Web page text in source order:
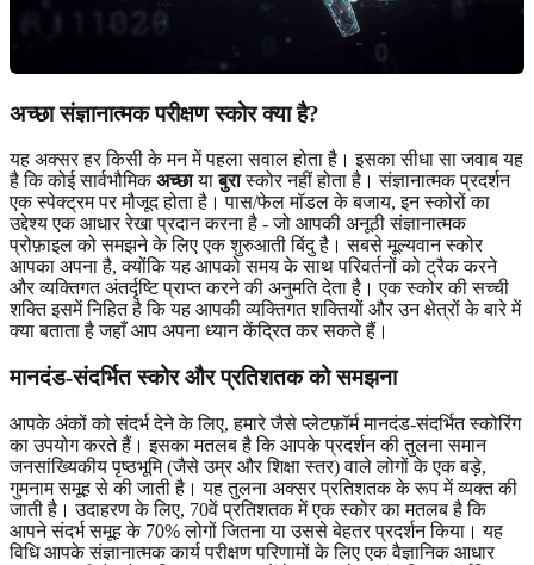
अच्छासंज्ञानात्मक परीक्षण स्कोर क्या है?
यह अक्सर हर किसी के मन में पहला सवाल होता है। इसका सीधा सा जवाब यह
है कि कोई सार्वभौमिकअच्छायाबुरास्कोर नहीं होता है। संज्ञानात्मक प्रदर्शन
एक स्पेक्ट्रम पर मौजूद होता है। पास/फेल मॉडल के बजाय, इन स्कोरों का
उद्देश्य एक आधार रेखा प्रदान करना है - जो आपकी अनूठी संज्ञानात्मक
प्रोफ़ाइल को समझने के लिए एक शुरुआती बिंदु है। सबसे मूल्यवान स्कोर
आपका अपना है, क्योंकि यह आपको समय के साथ परिवर्तनों को ट्रैक करने
और व्यक्तिगत अंतर्दृष्टि प्राप्त करने की अनुमति देता है। एक स्कोर की सच्ची
शक्ति इसमें निहित है कि यह आपकी व्यक्तिगत शक्तियों और उन क्षेत्रों के बारे में
क्या बताता है जहाँ आप अपना ध्यान केंद्रित कर सकते हैं।
मानदंड-संदर्भित स्कोर और प्रतिशतक को समझना
आपके अंकों को संदर्भ देने के लिए, हमारे जैसे प्लेटफ़ॉर्म मानदंड-संदर्भित स्कोरिंग
का उपयोग करते हैं। इसका मतलब है कि आपके प्रदर्शन की तुलना समान
जनसांख्यिकीय पृष्ठभूमि (जैसे उम्र और शिक्षा स्तर) वाले लोगों के एक बड़े,
गुमनाम समूह से की जाती है। यह तुलना अक्सर प्रतिशतक के रूप में व्यक्त की
जाती है। उदाहरण के लिए, 70वें प्रतिशतक में एक स्कोर का मतलब है कि
आपने संदर्भ समूह के 70% लोगों जितना या उससे बेहतर प्रदर्शन किया। यह
विधि आपके संज्ञानात्मक कार्य परीक्षण परिणामों के लिए एक वैज्ञानिक आधार